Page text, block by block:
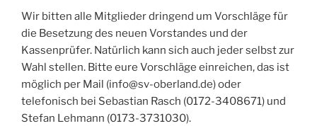
Wir bitten alle Mitglieder dringend um Vorschläge für
die Besetzung des neuen Vorstandes und der
Kassenprüfer. Natürlich kann sich auch jeder selbst zur
Wahl stellen. Bitte eure Vorschläge einreichen, das ist
möglich per Mail (info@sv-oberland.de) oder
telefonisch bei Sebastian Rasch (0172-3408671) und
Stefan Lehmann (0173-3731030).